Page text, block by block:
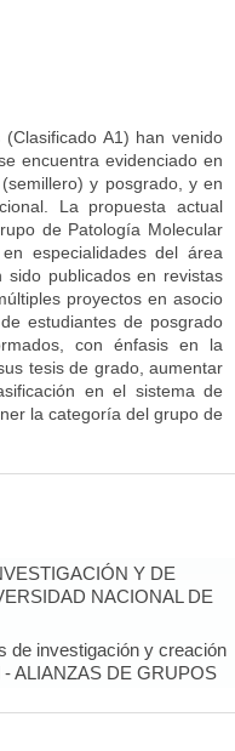
A1) han venido
encuentra evidenciado en
y posgrado, y en
La propuesta actual
de Patología Molecular
especialidades del área
sido publicados en revistas
proyectos en asocio
estudiantes de posgrado
con énfasis en la
tesis de grado, aumentar
en el sistema de
la categoría del grupo de
Y DE
NACIONAL DE
de investigación y creación
ALIANZAS DE GRUPOS